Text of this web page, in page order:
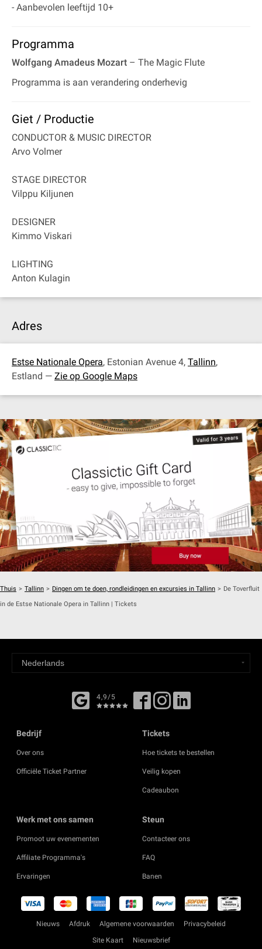
- Aanbevolen leeftijd 10+
Programma
Wolfgang Amadeus Mozart – The Magic Flute
Programma is aan verandering onderhevig
Giet / Productie
CONDUCTOR & MUSIC DIRECTOR
Arvo Volmer
STAGE DIRECTOR
Vilppu Kiljunen
DESIGNER
Kimmo Viskari
LIGHTING
Anton Kulagin
Adres
Estse Nationale Opera, Estonian Avenue 4, Tallinn,
Estland — Zie op Google Maps
Thuis > Tallinn > Dingen om te doen, rondleidingen en excursies in Tallinn > De Toverfluit
in de Estse Nationale Opera in Tallinn | Tickets
4,9/5
Bedrijf
Over ons
Officiële Ticket Partner
Tickets
Hoe tickets te bestellen
Veilig kopen
Cadeaubon
Werk met ons samen
Promoot uw evenementen
Affiliate Programma's
Ervaringen
Steun
Contacteer ons
FAQ
Banen
Nieuws Afdruk Algemene voorwaarden
Privacybeleid
Site Kaart
Nieuwsbrief